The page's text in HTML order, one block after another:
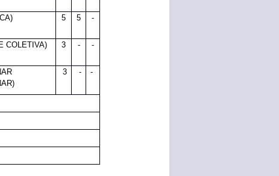
5 5 -
COLETIVA) 3 - -
3 - -